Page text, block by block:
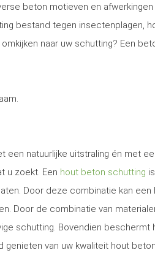
beton motieven en
bestand tegen insectenplagen,
naar uw schutting? Een
een natuurlijke uitstraling én met
u zoekt. Een hout beton schutting
Door deze combinatie kan
Door de combinatie van
schutting. Bovendien
van uw kwaliteit hout